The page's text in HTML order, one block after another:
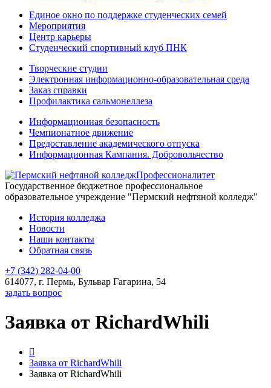
Единое окно по поддержке студенческих семей
Мероприятия
Центр карьеры
Студенческий спортивный клуб ПНК
Творческие студии
Электронная информационно-образовательная среда
Заказ справки
Профилактика сальмонеллеза
Информационная безопасность
Чемпионатное движение
Предоставление академического отпуска
Информационная Кампания. Добровольчество
Профессионалитет
Государственное бюджетное профессиональное
образовательное учреждение "Пермский нефтяной колледж"
История колледжа
Новости
Наши контакты
Обратная связь
+7 (342) 282-04-00
614077, г. Пермь, Бульвар Гагарина, 54
задать вопрос
Заявка от RichardWhili
Заявка от RichardWhili
Заявка от RichardWhili